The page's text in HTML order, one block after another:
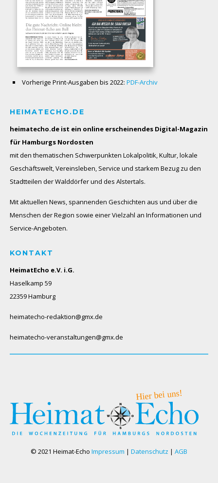
Vorherige Print-Ausgaben bis 2022: PDF-Archiv
HEIMATECHO.DE
heimatecho.de ist ein online erscheinendes Digital-Magazin
für Hamburgs Nordosten
mit den thematischen Schwerpunkten Lokalpolitik, Kultur, lokale
Geschäftswelt, Vereinsleben, Service und starkem Bezug zu den
Stadtteilen der Walddörfer und des Alstertals.
Mit aktuellen News, spannenden Geschichten aus und über die
Menschen der Region sowie einer Vielzahl an Informationen und
Service-Angeboten.
KONTAKT
HeimatEcho e.V. i.G.
Haselkamp 59
22359 Hamburg
heimatecho-redaktion@gmx.de
heimatecho-veranstaltungen@gmx.de
© 2021 Heimat-Echo Impressum | Datenschutz | AGB